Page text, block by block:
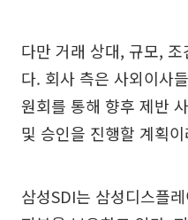
다만 거래 상대, 규모,
다. 회사 측은 사외이사
원회를 통해 향후 제반
및 승인을 진행할 계획
삼성SDI는 삼성디스플